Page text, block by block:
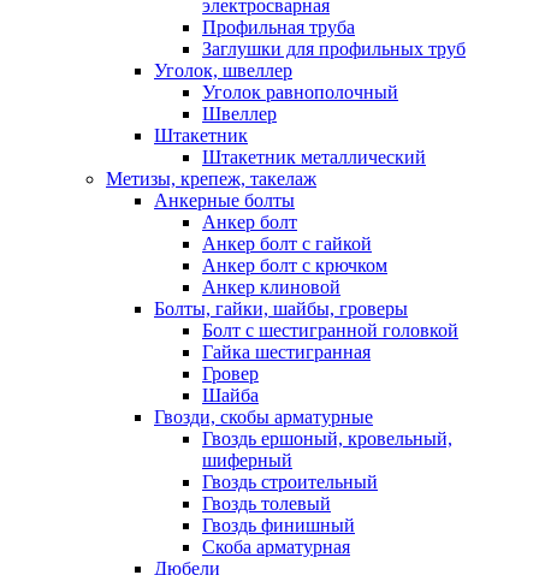
электросварная
Профильная труба
Заглушки для профильных труб
Уголок, швеллер
Уголок равнополочный
Швеллер
Штакетник
Штакетник металлический
Метизы, крепеж, такелаж
Анкерные болты
Анкер болт
Анкер болт с гайкой
Анкер болт с крючком
Анкер клиновой
Болты, гайки, шайбы, гроверы
Болт c шестигранной головкой
Гайка шестигранная
Гровер
Шайба
Гвозди, скобы арматурные
Гвоздь ершоный, кровельный,
шиферный
Гвоздь строительный
Гвоздь толевый
Гвоздь финишный
Скоба арматурная
Дюбели